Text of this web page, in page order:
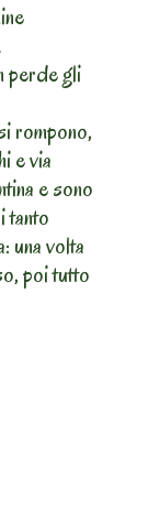
perde gli
rompono,
e via
e sono
tanto
una volta
poi tutto